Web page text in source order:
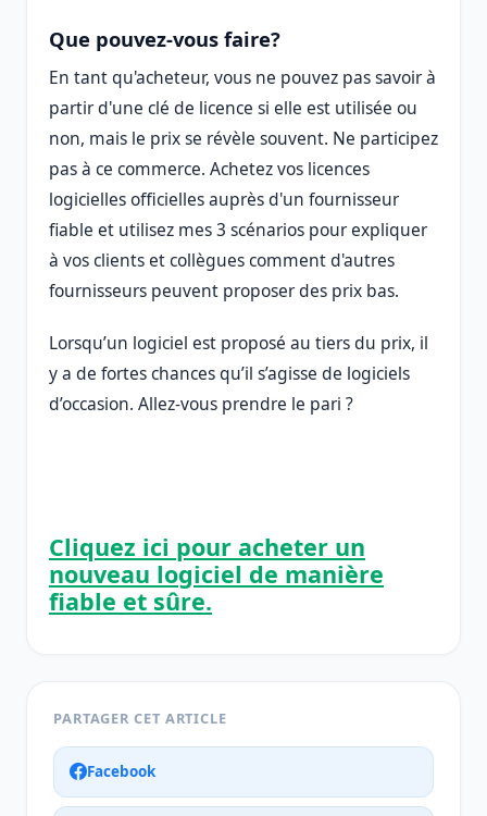
Que pouvez-vous faire?
En tant qu'acheteur, vous ne pouvez pas savoir à
partir d'une clé de licence si elle est utilisée ou
non, mais le prix se révèle souvent. Ne participez
pas à ce commerce. Achetez vos licences
logicielles officielles auprès d'un fournisseur
fiable et utilisez mes 3 scénarios pour expliquer
à vos clients et collègues comment d'autres
fournisseurs peuvent proposer des prix bas.
Lorsqu’un logiciel est proposé au tiers du prix, il
y a de fortes chances qu’il s’agisse de logiciels
d’occasion. Allez-vous prendre le pari ?
Cliquez ici pour acheter un
nouveau logiciel de manière
fiable et sûre.
PARTAGER CET ARTICLE
Facebook